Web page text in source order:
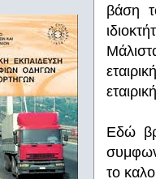
βάση
Εδώ
το